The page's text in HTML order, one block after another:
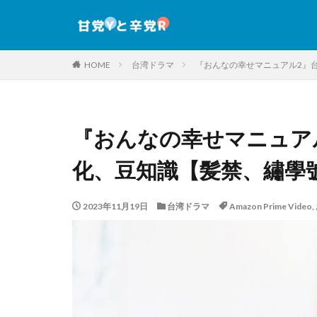
HOME 台湾ドラマ 『おんなの幸せマニュアル2
『おんなの幸せマニュ
化、豆知識【髪禁、繡學
2023年11月19日 台湾ドラマ Amazon Prime Video,